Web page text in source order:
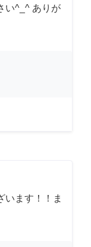
い^_^ ありが
います！！ま